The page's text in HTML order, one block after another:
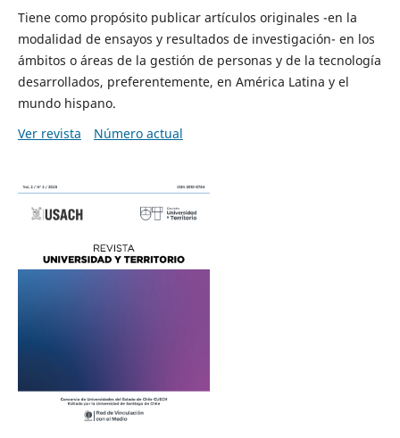
Tiene como propósito publicar artículos originales -en la
modalidad de ensayos y resultados de investigación- en los
ámbitos o áreas de la gestión de personas y de la tecnología
desarrollados, preferentemente, en América Latina y el
mundo hispano.
Ver revista
Número actual